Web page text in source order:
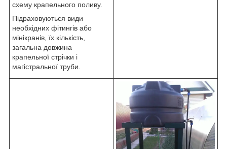
схему крапельного поливу.
Підраховуються види
необхідних фітингів або
мінікранів, їх кількість,
загальна довжина
крапельної стрічки і
магістральної труби.